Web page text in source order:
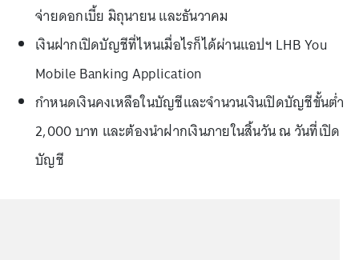
จ่ายดอกเบี้ย มิถุนายน และธันวาคม
เงินฝากเปิดบัญชีที่ไหนเมื่อไรก็ได้ผ่านแอปฯ LHB You
Mobile Banking Application
กำหนดเงินคงเหลือในบัญชีและจำนวนเงินเปิดบัญชีขั้นต่ำ
2,000 บาท และต้องนำฝากเงินภายในสิ้นวัน ณ วันที่เปิด
บัญชี